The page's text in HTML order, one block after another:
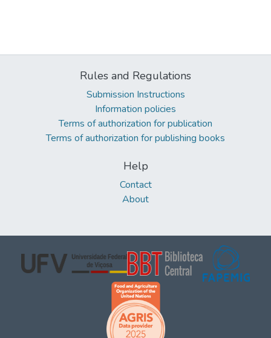
Rules and Regulations
Submission Instructions
Information policies
Terms of authorization for publication
Terms of authorization for publishing books
Help
Contact
About